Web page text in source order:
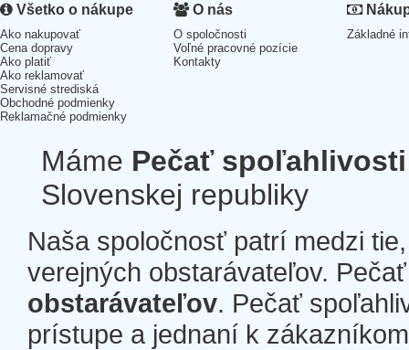
Všetko o nákupe
Ako nakupovať
Cena dopravy
Ako platiť
Ako reklamovať
Servisné strediská
Obchodné podmienky
Reklamačné podmienky
O nás
O spoločnosti
Voľné pracovné pozície
Kontakty
Základné
Máme Pečať spoľahlivosti
Slovenskej republiky
Naša spoločnosť patrí medzi
verejných obstarávateľov.
obstarávateľov. Pečať
prístupe a jednaní k